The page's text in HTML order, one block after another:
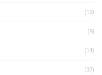
(12)
(9)
(14)
(37)